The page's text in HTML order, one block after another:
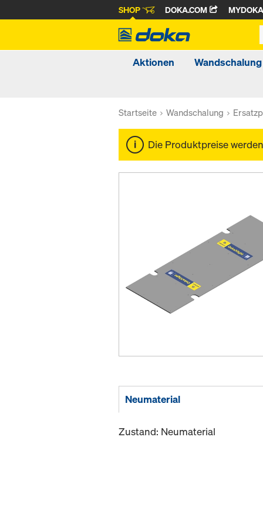
SHOP DOKA.COM MYDOKA
Aktionen Wandschalung
Startseite Wandschalung
Die Produktpreise
Neumaterial
Zustand: Neumaterial